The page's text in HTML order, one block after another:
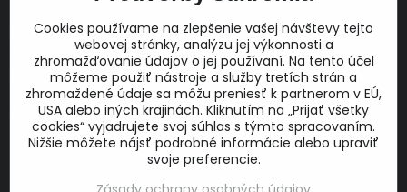
E-mail:
obchod@proaudio.sk
Bankové spojenie:
Slovenská sporiteľňa, a.s.
IBAN: SK48 0900 0000 0051 9050 9782
SWIFT: GIBASKBX
Cookies používame na zlepšenie vašej návštevy tejto
webovej stránky, analýzu jej výkonnosti a
zhromažďovanie údajov o jej používaní. Na tento účel
môžeme použiť nástroje a služby tretích strán a
zhromaždené údaje sa môžu preniesť k partnerom v EÚ,
USA alebo iných krajinách. Kliknutím na „Prijať všetky
cookies“ vyjadrujete svoj súhlas s týmto spracovaním.
Nižšie môžete nájsť podrobné informácie alebo upraviť
svoje preferencie.